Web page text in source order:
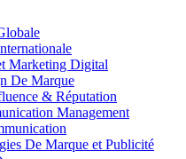
Marketing Digital
De Marque
& Réputation
Management
De Marque et Publicité